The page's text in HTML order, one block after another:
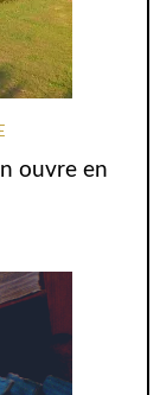
ouvre en